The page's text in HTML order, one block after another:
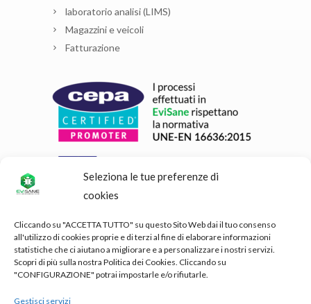
Seleziona le tue preferenze di
cookies
Cliccando su "ACCETTA TUTTO" su questo Sito Web dai il tuo consenso
all'utilizzo di cookies proprie e di terzi al fine di elaborare informazioni
statistiche che ci aiutano a migliorare e a personalizzare i nostri servizi.
Scopri di più sulla nostra Politica dei Cookies. Cliccando su
"CONFIGURAZIONE" potrai impostarle e/o rifiutarle.
Gestisci servizi
laboratorio analisi (LIMS)
Magazzini e veicoli
Fatturazione